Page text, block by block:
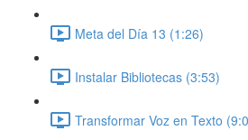
Meta del Día 13 (1:26)
Instalar Bibliotecas (3:53)
Transformar Voz en Texto